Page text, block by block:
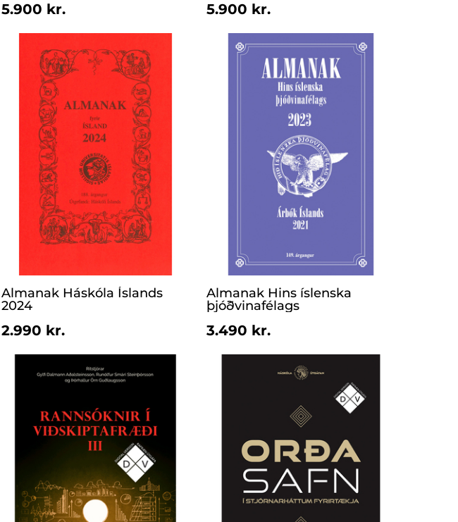
5.900 kr. 5.900 kr.
Almanak Háskóla Íslands
2024
2.990 kr.
Almanak Hins íslenska
þjóðvinafélags
3.490 kr.